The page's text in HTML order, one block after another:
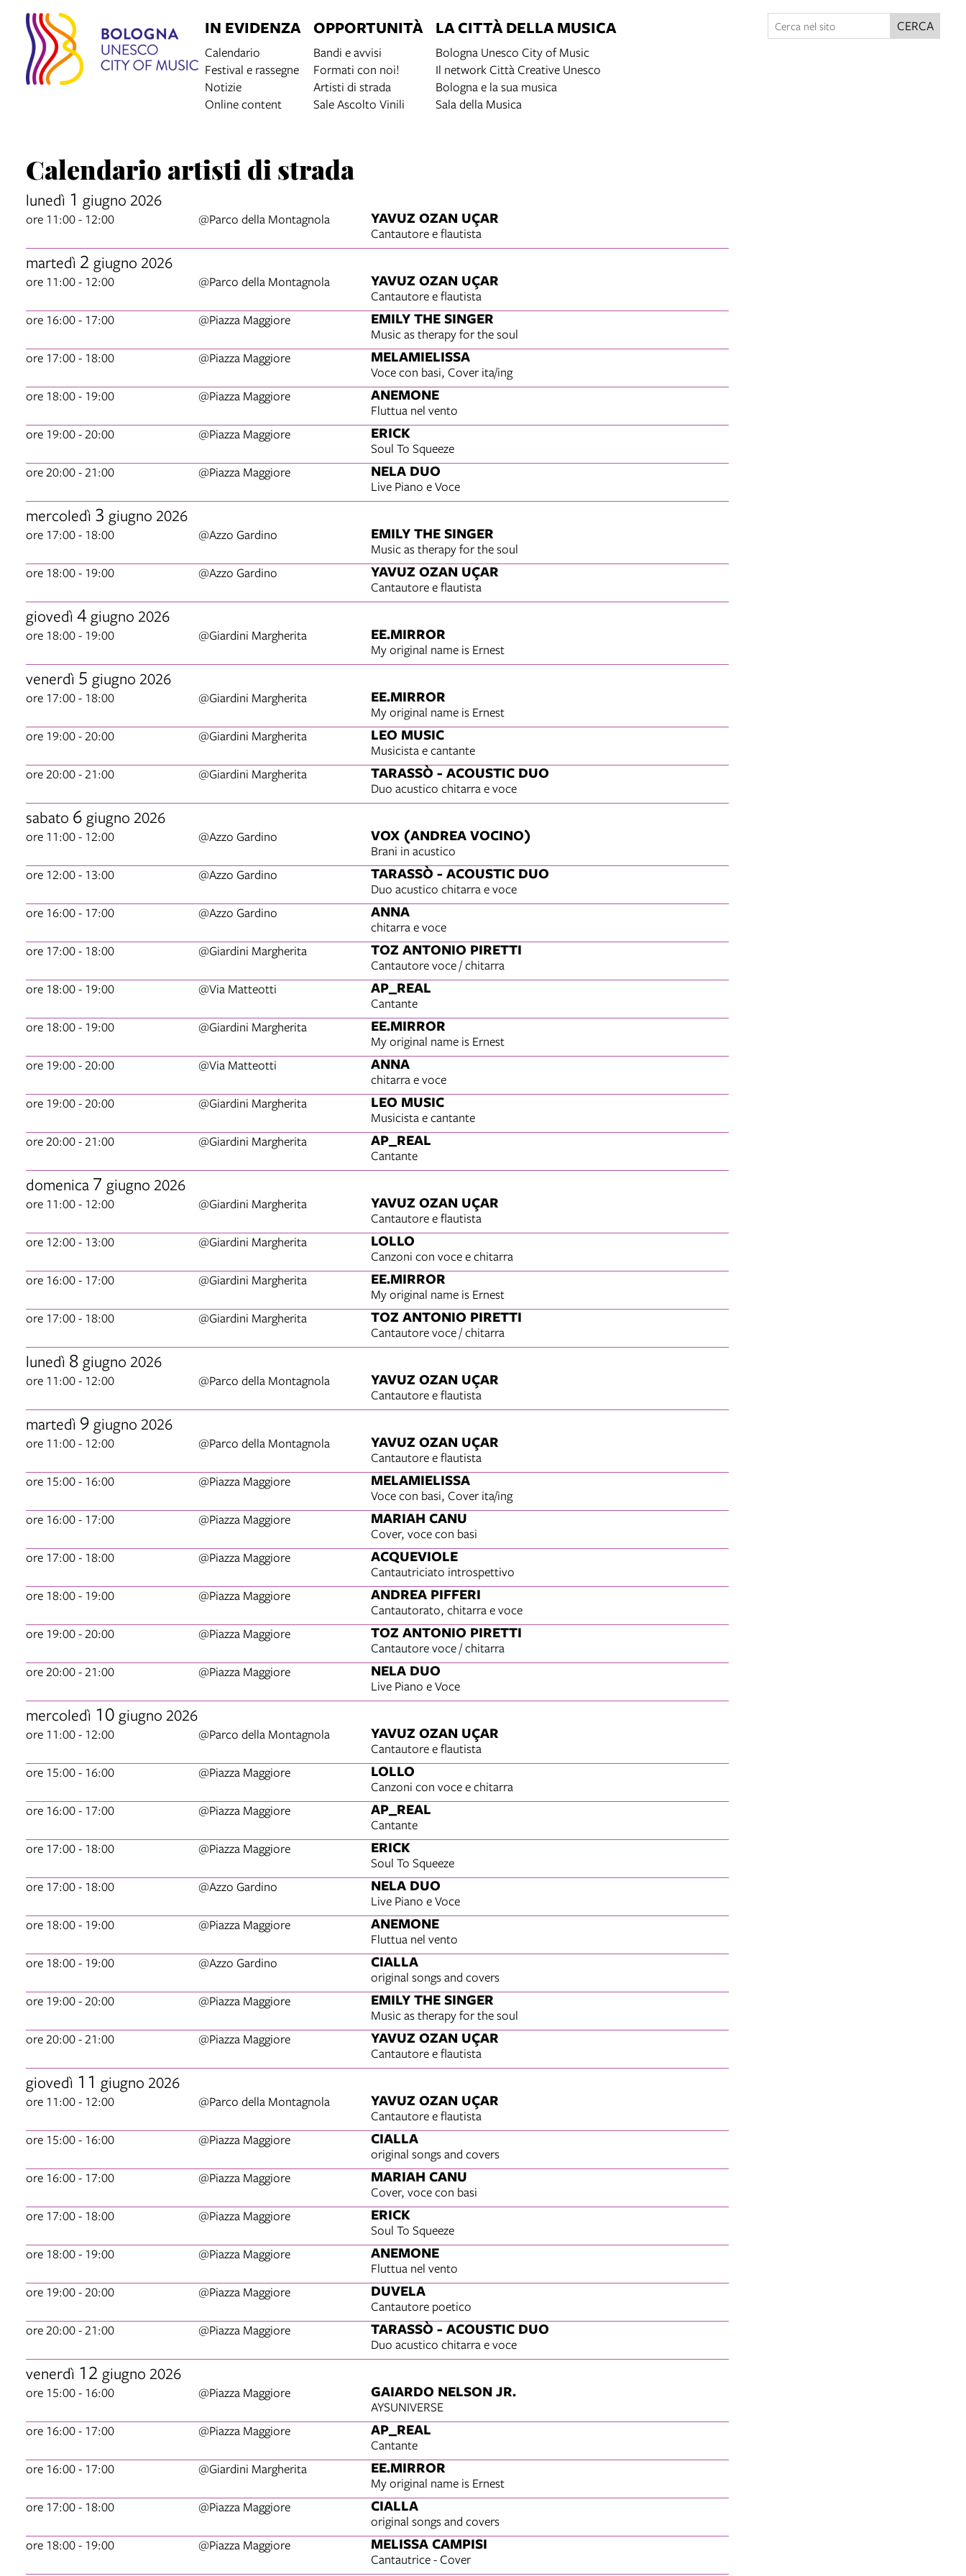
IN EVIDENZA
Calendario
Festival e rassegne
Notizie
Online content
OPPORTUNITÀ
Bandi e avvisi
Formati con noi!
Artisti di strada
Sale Ascolto Vinili
LA CITTÀ DELLA MUSICA
Bologna Unesco City of Music
Il network Città Creative Unesco
Bologna e la sua musica
Sala della Musica
CERCA
Calendario artisti di strada
lunedì 1 giugno 2026
ore 11:00 - 12:00 @Parco della Montagnola YAVUZ OZAN UÇAR
Cantautore e flautista
martedì 2 giugno 2026
ore 11:00 - 12:00 @Parco della Montagnola YAVUZ OZAN UÇAR
Cantautore e flautista
ore 16:00 - 17:00
@Piazza Maggiore EMILY THE SINGER
Music as therapy for the soul
ore 17:00 - 18:00
@Piazza Maggiore MELAMIELISSA
Voce con basi, Cover ita/ing
ore 18:00 - 19:00
@Piazza Maggiore ANEMONE
Fluttua nel vento
ore 19:00 - 20:00
@Piazza Maggiore ERICK
Soul To Squeeze
ore 20:00 - 21:00
@Piazza Maggiore NELA DUO
Live Piano e Voce
mercoledì 3 giugno 2026
ore 17:00 - 18:00 @Azzo Gardino EMILY THE SINGER
Music as therapy for the soul
ore 18:00 - 19:00
@Azzo Gardino YAVUZ OZAN UÇAR
Cantautore e flautista
giovedì 4 giugno 2026
ore 18:00 - 19:00 @Giardini Margherita EE.MIRROR
My original name is Ernest
venerdì 5 giugno 2026
ore 17:00 - 18:00 @Giardini Margherita EE.MIRROR
My original name is Ernest
ore 19:00 - 20:00
@Giardini Margherita LEO MUSIC
Musicista e cantante
ore 20:00 - 21:00
@Giardini Margherita TARASSÒ - ACOUSTIC DUO
Duo acustico chitarra e voce
sabato 6 giugno 2026
ore 11:00 - 12:00 @Azzo Gardino VOX (ANDREA VOCINO)
Brani in acustico
ore 12:00 - 13:00
@Azzo Gardino TARASSÒ - ACOUSTIC DUO
Duo acustico chitarra e voce
ore 16:00 - 17:00
@Azzo Gardino ANNA
chitarra e voce
ore 17:00 - 18:00
@Giardini Margherita TOZ ANTONIO PIRETTI
Cantautore voce / chitarra
ore 18:00 - 19:00
@Via Matteotti AP_REAL
Cantante
ore 18:00 - 19:00
@Giardini Margherita EE.MIRROR
My original name is Ernest
ore 19:00 - 20:00
@Via Matteotti ANNA
chitarra e voce
ore 19:00 - 20:00
@Giardini Margherita LEO MUSIC
Musicista e cantante
ore 20:00 - 21:00
@Giardini Margherita AP_REAL
Cantante
domenica 7 giugno 2026
ore 11:00 - 12:00 @Giardini Margherita YAVUZ OZAN UÇAR
Cantautore e flautista
ore 12:00 - 13:00
@Giardini Margherita LOLLO
Canzoni con voce e chitarra
ore 16:00 - 17:00
@Giardini Margherita EE.MIRROR
My original name is Ernest
ore 17:00 - 18:00
@Giardini Margherita TOZ ANTONIO PIRETTI
Cantautore voce / chitarra
lunedì 8 giugno 2026
ore 11:00 - 12:00 @Parco della Montagnola YAVUZ OZAN UÇAR
Cantautore e flautista
martedì 9 giugno 2026
ore 11:00 - 12:00 @Parco della Montagnola YAVUZ OZAN UÇAR
Cantautore e flautista
ore 15:00 - 16:00
@Piazza Maggiore MELAMIELISSA
Voce con basi, Cover ita/ing
ore 16:00 - 17:00
@Piazza Maggiore MARIAH CANU
Cover, voce con basi
ore 17:00 - 18:00
@Piazza Maggiore ACQUEVIOLE
Cantautriciato introspettivo
ore 18:00 - 19:00
@Piazza Maggiore ANDREA PIFFERI
Cantautorato, chitarra e voce
ore 19:00 - 20:00
@Piazza Maggiore TOZ ANTONIO PIRETTI
Cantautore voce / chitarra
ore 20:00 - 21:00
@Piazza Maggiore NELA DUO
Live Piano e Voce
mercoledì 10 giugno 2026
ore 11:00 - 12:00 @Parco della Montagnola YAVUZ OZAN UÇAR
Cantautore e flautista
ore 15:00 - 16:00
@Piazza Maggiore LOLLO
Canzoni con voce e chitarra
ore 16:00 - 17:00
@Piazza Maggiore AP_REAL
Cantante
ore 17:00 - 18:00
@Piazza Maggiore ERICK
Soul To Squeeze
ore 17:00 - 18:00
@Azzo Gardino NELA DUO
Live Piano e Voce
ore 18:00 - 19:00
@Piazza Maggiore ANEMONE
Fluttua nel vento
ore 18:00 - 19:00
@Azzo Gardino CIALLA
original songs and covers
ore 19:00 - 20:00
@Piazza Maggiore EMILY THE SINGER
Music as therapy for the soul
ore 20:00 - 21:00
@Piazza Maggiore YAVUZ OZAN UÇAR
Cantautore e flautista
giovedì 11 giugno 2026
ore 11:00 - 12:00 @Parco della Montagnola YAVUZ OZAN UÇAR
Cantautore e flautista
ore 15:00 - 16:00
@Piazza Maggiore CIALLA
original songs and covers
ore 16:00 - 17:00
@Piazza Maggiore MARIAH CANU
Cover, voce con basi
ore 17:00 - 18:00
@Piazza Maggiore ERICK
Soul To Squeeze
ore 18:00 - 19:00
@Piazza Maggiore ANEMONE
Fluttua nel vento
ore 19:00 - 20:00
@Piazza Maggiore DUVELA
Cantautore poetico
ore 20:00 - 21:00
@Piazza Maggiore TARASSÒ - ACOUSTIC DUO
Duo acustico chitarra e voce
venerdì 12 giugno 2026
ore 15:00 - 16:00 @Piazza Maggiore GAIARDO NELSON JR.
AYSUNIVERSE
ore 16:00 - 17:00
@Piazza Maggiore AP_REAL
Cantante
ore 16:00 - 17:00
@Giardini Margherita EE.MIRROR
My original name is Ernest
ore 17:00 - 18:00
@Piazza Maggiore CIALLA
original songs and covers
ore 18:00 - 19:00
@Piazza Maggiore MELISSA CAMPISI
Cantautrice - Cover